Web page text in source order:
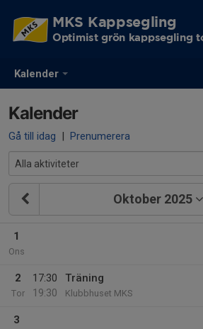
Kalender
MKS Kappsegling
Optimist grön kappsegling
Kalender
Gå till idag | Prenumerera
Oktober 2025
1
Ons
2
Tor
17:30
19:30
Träning
Klubbhuset MKS
3